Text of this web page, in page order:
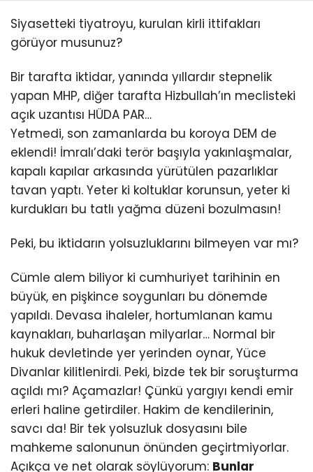
Siyasetteki tiyatroyu, kurulan kirli ittifakları
görüyor musunuz?
Bir tarafta iktidar, yanında yıllardır stepnelik
yapan MHP, diğer tarafta Hizbullah’ın meclisteki
açık uzantısı HÜDA PAR…
Yetmedi, son zamanlarda bu koroya DEM de
eklendi! İmralı’daki terör başıyla yakınlaşmalar,
kapalı kapılar arkasında yürütülen pazarlıklar
tavan yaptı. Yeter ki koltuklar korunsun, yeter ki
kurdukları bu tatlı yağma düzeni bozulmasın!
Peki, bu iktidarın yolsuzluklarını bilmeyen var mı?
Cümle alem biliyor ki cumhuriyet tarihinin en
büyük, en pişkince soygunları bu dönemde
yapıldı. Devasa ihaleler, hortumlanan kamu
kaynakları, buharlaşan milyarlar… Normal bir
hukuk devletinde yer yerinden oynar, Yüce
Divanlar kilitlenirdi. Peki, bizde tek bir soruşturma
açıldı mı? Açamazlar! Çünkü yargıyı kendi emir
erleri haline getirdiler. Hakim de kendilerinin,
savcı da! Bir tek yolsuzluk dosyasını bile
mahkeme salonunun önünden geçirtmiyorlar.
Açıkça ve net olarak söylüyorum: Bunlar